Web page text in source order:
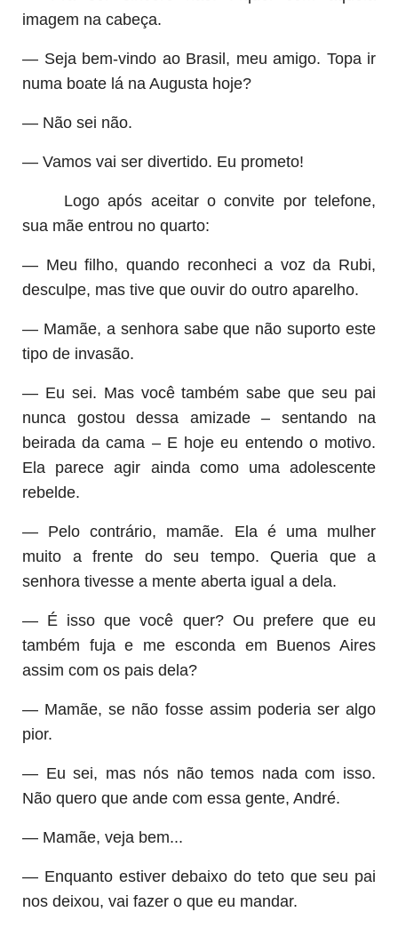
imagem na cabeça.
— Seja bem-vindo ao Brasil, meu amigo. Topa ir
numa boate lá na Augusta hoje?
— Não sei não.
— Vamos vai ser divertido. Eu prometo!
Logo após aceitar o convite por telefone,
sua mãe entrou no quarto:
— Meu filho, quando reconheci a voz da Rubi,
desculpe, mas tive que ouvir do outro aparelho.
— Mamãe, a senhora sabe que não suporto este
tipo de invasão.
— Eu sei. Mas você também sabe que seu pai
nunca gostou dessa amizade – sentando na
beirada da cama – E hoje eu entendo o motivo.
Ela parece agir ainda como uma adolescente
rebelde.
— Pelo contrário, mamãe. Ela é uma mulher
muito a frente do seu tempo. Queria que a
senhora tivesse a mente aberta igual a dela.
— É isso que você quer? Ou prefere que eu
também fuja e me esconda em Buenos Aires
assim com os pais dela?
— Mamãe, se não fosse assim poderia ser algo
pior.
— Eu sei, mas nós não temos nada com isso.
Não quero que ande com essa gente, André.
— Mamãe, veja bem...
— Enquanto estiver debaixo do teto que seu pai
nos deixou, vai fazer o que eu mandar.